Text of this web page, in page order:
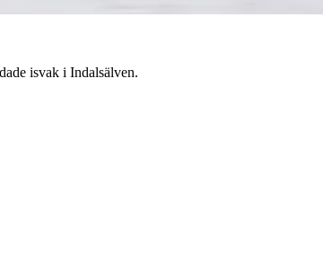
isvak i Indalsälven.